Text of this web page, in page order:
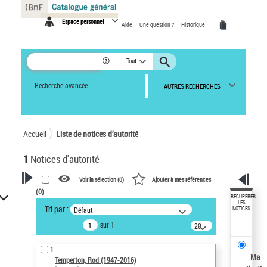
Espace personnel Aide Une question ? Historique
Tout
Recherche avancée AUTRES RECHERCHES
Accueil Liste de notices d’autorité
1 Notices d'autorité
VOTRE RECHERCHE
Recherche avancée dans les
notices d’autorité
Œuvres liées à l'auteur :
Temperton, Rod (1947-2016)
Voir la sélection (0) Ajouter à mes références
(0)
Tri par : Défaut
sur 1
20
résultats/page
1
Temperton, Rod (1947-2016)
RÉCUPÉRER
LES
NOTICES
Ma
Panneau de gestion des cookies